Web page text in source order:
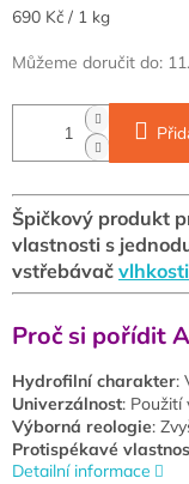
Měrná
690 Kč / 1 kg
Můžeme doručit do:
Špičkový produkt
vlastnosti s
vstřebávač vlhkosti
Proč si pořídit
Hydrofilní charakter:
Univerzálnost: Použití
Výborná reologie:
Protispékavé
Detailní informace